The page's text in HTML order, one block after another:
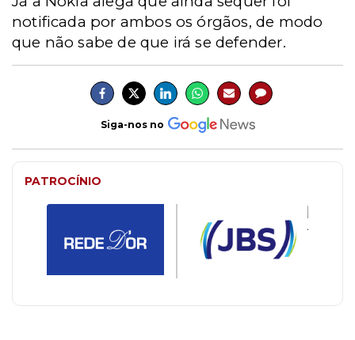
notificada por ambos os órgãos, de modo
que não sabe de que irá se defender.
Siga-nos no
PATROCÍNIO